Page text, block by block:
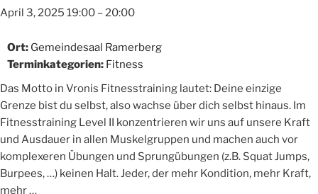
April 3, 2025 19:00 –20:00
Ort: Gemeindesaal Ramerberg
Terminkategorien: Fitness
Das Motto in Vronis Fitnesstraining lautet: Deine einzige
Grenze bist du selbst, also wachse über dich selbst hinaus. Im
Fitnesstraining Level II konzentrieren wir uns auf unsere Kraft
und Ausdauer in allen Muskelgruppen und machen auch vor
komplexeren Übungen und Sprungübungen (z.B. Squat Jumps,
Burpees, …) keinen Halt. Jeder, der mehr Kondition, mehr Kraft,
mehr …